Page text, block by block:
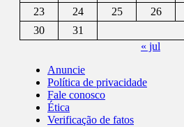
23
24 25 26
30
31
« jul
Anuncie
Política de privacidade
Fale conosco
Ética
Verificação de fatos